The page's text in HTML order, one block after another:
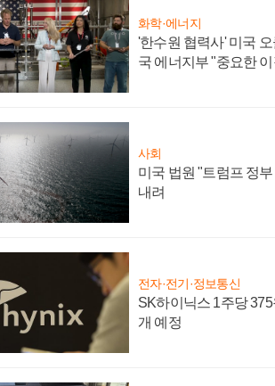
화학·에너지
'한수원 협력사' 미국
국 에너지부 "중요한
사회
미국 법원 "트럼프 정
내려
전자·전기·정보통신
SK하이닉스 1주당
개 예정